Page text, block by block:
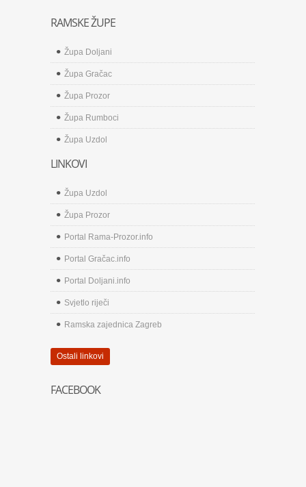
RAMSKE ŽUPE
Župa Doljani
Župa Gračac
Župa Prozor
Župa Rumboci
Župa Uzdol
LINKOVI
Župa Uzdol
Župa Prozor
Portal Rama-Prozor.info
Portal Gračac.info
Portal Doljani.info
Svjetlo riječi
Ramska zajednica Zagreb
Ostali linkovi
FACEBOOK